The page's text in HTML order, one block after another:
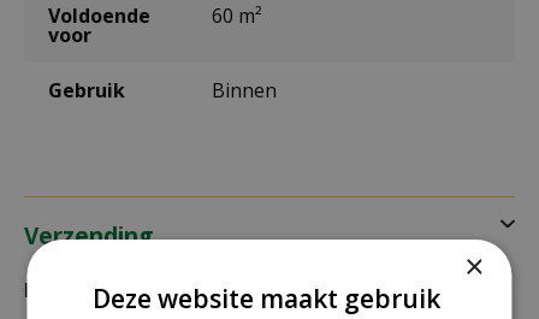
Voldoende
voor
60 m²
Gebruik Binnen
Verzending
Bezorging:
×
Deze website maakt gebruik